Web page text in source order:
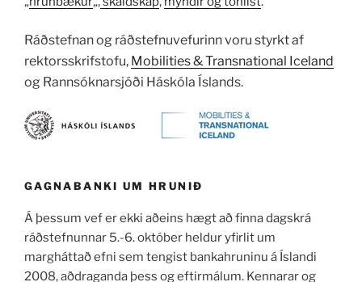
Ráðstefnan og ráðstefnuvefurinn voru styrkt af
rektorsskrifstofu, Mobilities & Transnational Iceland
og Rannsóknarsjóði Háskóla Íslands.
GAGNABANKI UM HRUNIÐ
Á þessum vef er ekki aðeins hægt að finna dagskrá
ráðstefnunnar 5.-6. október heldur yfirlit um
margháttað efni sem tengist bankahruninu á Íslandi
2008, aðdraganda þess og eftirmálum. Kennarar og